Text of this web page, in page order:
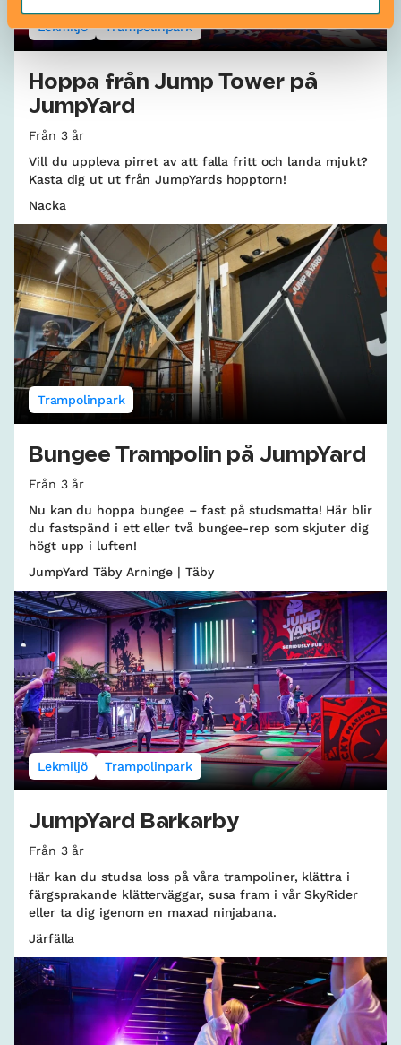
Lekmiljö Trampolinpark
Hoppa från Jump Tower på
JumpYard
Från 3 år
Vill du uppleva pirret av att falla fritt och landa mjukt?
Kasta dig ut ut från JumpYards hopptorn!
Nacka
Trampolinpark
Bungee Trampolin på JumpYard
Från 3 år
Nu kan du hoppa bungee – fast på studsmatta! Här blir
du fastspänd i ett eller två bungee-rep som skjuter dig
högt upp i luften!
JumpYard Täby Arninge | Täby
Lekmiljö Trampolinpark
JumpYard Barkarby
Från 3 år
Här kan du studsa loss på våra trampoliner, klättra i
färgsprakande klätterväggar, susa fram i vår SkyRider
eller ta dig igenom en maxad ninjabana.
Järfälla